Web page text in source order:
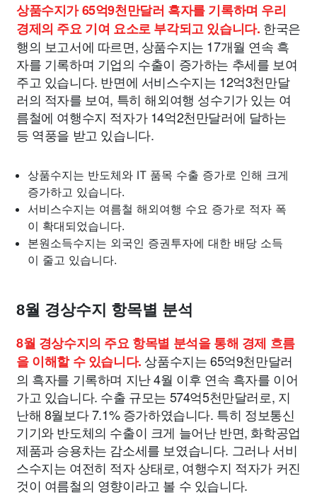
상품수지가 65억9천만달러 흑자를 기록하며 우리
경제의 주요 기여 요소로 부각되고 있습니다. 한국은
행의 보고서에 따르면, 상품수지는 17개월 연속 흑
자를 기록하며 기업의 수출이 증가하는 추세를 보여
주고 있습니다. 반면에 서비스수지는 12억3천만달
러의 적자를 보여, 특히 해외여행 성수기가 있는 여
름철에 여행수지 적자가 14억2천만달러에 달하는
등 역풍을 받고 있습니다.
상품수지는 반도체와 IT 품목 수출 증가로 인해 크게
증가하고 있습니다.
서비스수지는 여름철 해외여행 수요 증가로 적자 폭
이 확대되었습니다.
본원소득수지는 외국인 증권투자에 대한 배당 소득
이 줄고 있습니다.
8월 경상수지 항목별 분석
8월 경상수지의 주요 항목별 분석을 통해 경제 흐름
을 이해할 수 있습니다. 상품수지는 65억9천만달러
의 흑자를 기록하며 지난 4월 이후 연속 흑자를 이어
가고 있습니다. 수출 규모는 574억5천만달러로, 지
난해 8월보다 7.1% 증가하였습니다. 특히 정보통신
기기와 반도체의 수출이 크게 늘어난 반면, 화학공업
제품과 승용차는 감소세를 보였습니다. 그러나 서비
스수지는 여전히 적자 상태로, 여행수지 적자가 커진
것이 여름철의 영향이라고 볼 수 있습니다.